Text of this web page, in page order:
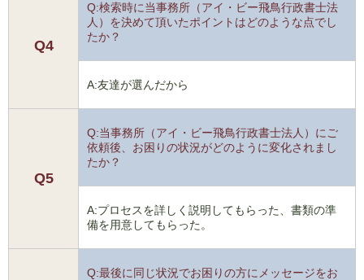
Q4
Q:検索時に当事務所（アイ・ビー飛鳥行政書士法
人）を決めて頂いたポイントはどのような点でし
たか？
A:友達が選んだから
Q5
Q:当事務所（アイ・ビー飛鳥行政書士法人）にご
依頼後、お困りの状況がどのように変化されまし
たか？
A:プロセスを詳しく説明してもらった、書類の準
備を用意してもらった。
Q:最後に同じ状況でお困りの方にメッセージをお